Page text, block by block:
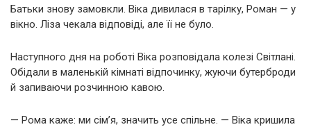
Батьки знову замовкли. Віка дивилася в тарілку, Роман — у
вікно. Ліза чекала відповіді, але її не було.
Наступного дня на роботі Віка розповідала колезі Світлані.
Обідали в маленькій кімнаті відпочинку, жуючи бутерброди
й запиваючи розчинною кавою.
— Рома каже: ми сім’я, значить усе спільне. — Віка кришила